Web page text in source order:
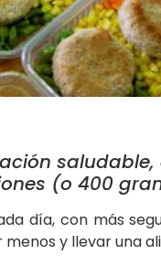
(o 400
día, con más
y llevar una